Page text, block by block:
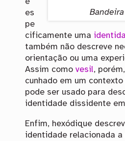
es
pe
cificamente uma
também não descreve
orientação ou uma
Assim como vesil,
cunhado em um contexto
pode ser usado para
identidade dissidente
Enfim, hexódique
identidade relacionada a